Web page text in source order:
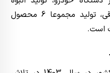
خودروی بومی ایگل و ایگل برقی، تولید مجموعا 6 محصول
است.